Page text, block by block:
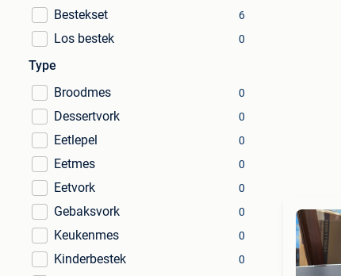
Bestekset
6
Los bestek 0
Type
Broodmes
0
Dessertvork 0
Eetlepel 0
Eetmes 0
Eetvork 0
Gebaksvork 0
Keukenmes 0
Kinderbestek 0